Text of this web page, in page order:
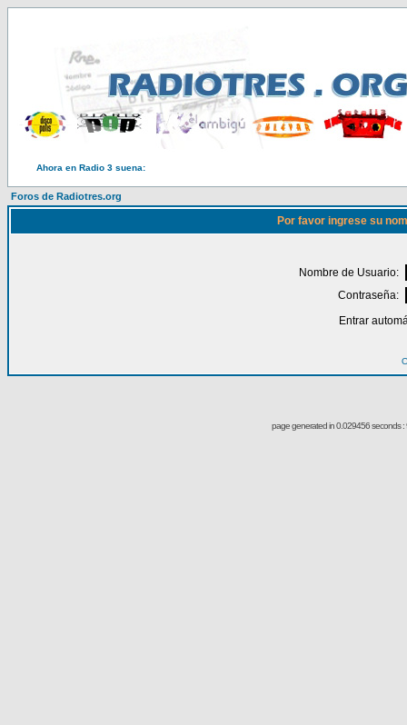
Ahora en Radio 3 suena:
Foros de Radiotres.org
Por favor ingrese su
Nombre de Usuario:
Contraseña:
Entrar
page generated in 0.029456 seconds :